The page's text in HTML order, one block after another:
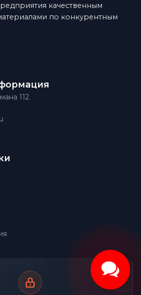
качественным
по конкурентным
112